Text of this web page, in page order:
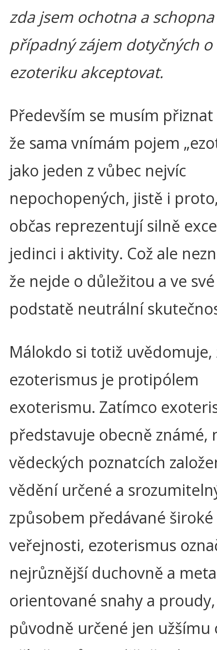
zda jsem ochotna a schopna
případný zájem dotyčných o
ezoteriku akceptovat.
Především se musím
že sama vnímám pojem
jako jeden z vůbec nejvíc
nepochopených, jistě i
občas reprezentují silně
jedinci i aktivity. Což ale
že nejde o důležitou a ve
podstatě neutrální
Málokdo si totiž uvědomuje,
ezoterismus je protipólem
exoterismu. Zatímco
představuje obecně známé,
vědeckých poznatcích
vědění určené a
způsobem předávané široké
veřejnosti, ezoterismus
nejrůznější duchovně a
orientované snahy a proudy,
původně určené jen